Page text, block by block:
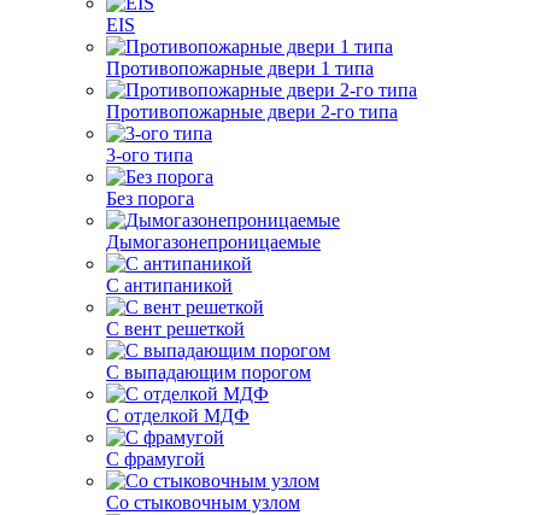
EIS
Противопожарные двери 1 типа
Противопожарные двери 2-го типа
3-ого типа
Без порога
Дымогазонепроницаемые
С антипаникой
С вент решеткой
С выпадающим порогом
С отделкой МДФ
С фрамугой
Со стыковочным узлом